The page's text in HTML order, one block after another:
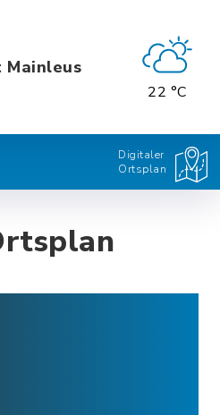
Mainleus
22 °C
Digitaler
Ortsplan